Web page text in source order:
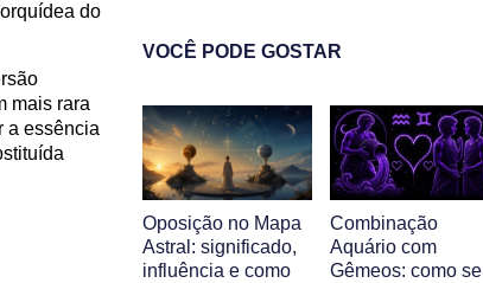
do
mais rara
a essência
VOCÊ PODE GOSTAR
Oposição no Mapa
Astral: significado,
influência e como
Combinação
Aquário com
Gêmeos: como se